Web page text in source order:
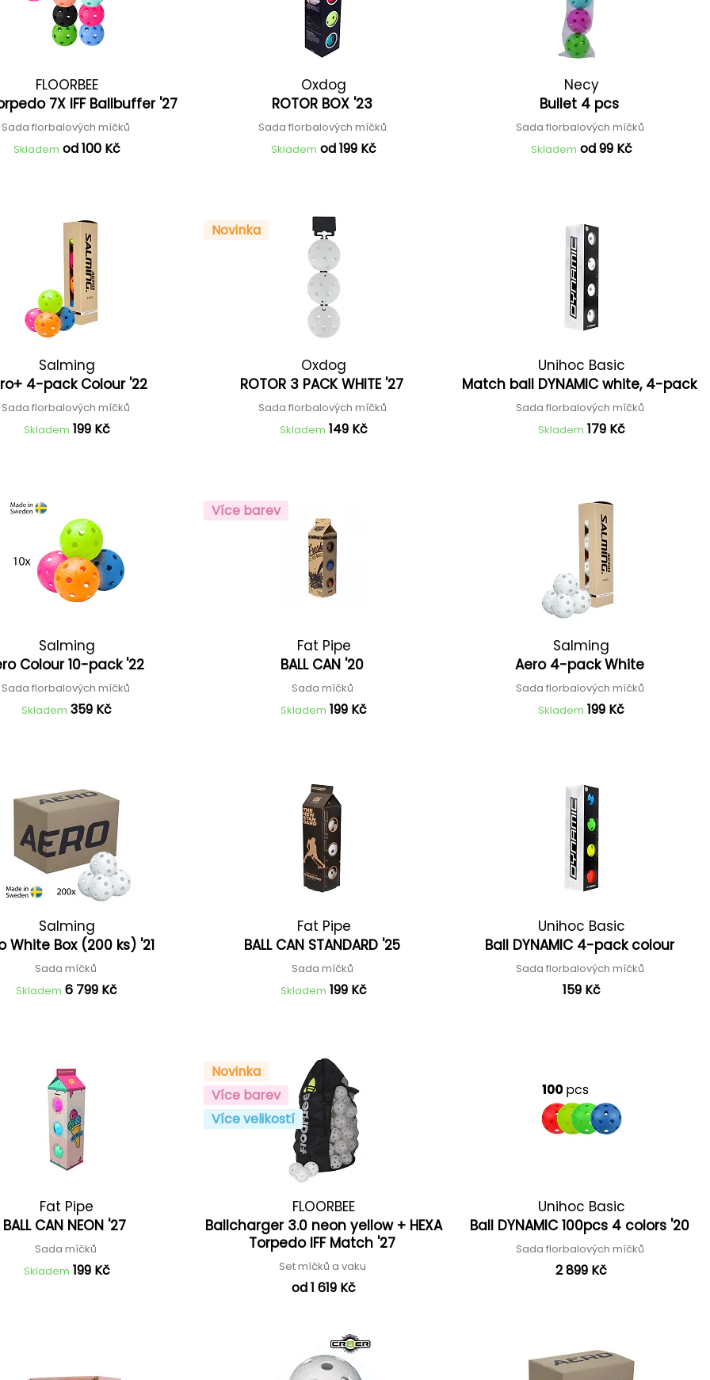
FLOORBEE
7X IFF Ballbuffer '27
Sada florbalových míčků
Skladem od 100 Kč
Oxdog
ROTOR BOX '23
Sada florbalových míčků
Skladem od 199 Kč
Necy
Bullet 4 pcs
Sada florbalových míčků
Skladem od 99 Kč
Salming
4-pack Colour '22
Sada florbalových míčků
Skladem 199 Kč
Novinka
Oxdog
ROTOR 3 PACK WHITE '27
Sada florbalových míčků
Skladem 149 Kč
Unihoc Basic
Match ball DYNAMIC white, 4-pack
Sada florbalových míčků
Skladem 179 Kč
Salming
Colour 10-pack '22
Sada florbalových míčků
Skladem 359 Kč
Více barev
Fat Pipe
BALL CAN '20
Sada míčků
Skladem 199 Kč
Salming
Aero 4-pack White
Sada florbalových míčků
Skladem 199 Kč
Salming
White Box (200 ks) '21
Sada míčků
Skladem 6 799 Kč
Fat Pipe
BALL CAN STANDARD '25
Sada míčků
Skladem 199 Kč
Unihoc Basic
Ball DYNAMIC 4-pack colour
Sada florbalových míčků
159 Kč
Fat Pipe
BALL CAN NEON '27
Sada míčků
Skladem 199 Kč
Novinka
Více barev
Více velikostí
FLOORBEE
Ballcharger 3.0 neon yellow + HEXA
Torpedo IFF Match '27
Set míčků a vaku
od 1 619 Kč
Unihoc Basic
Ball DYNAMIC 100pcs 4 colors '20
Sada florbalových míčků
2 899 Kč